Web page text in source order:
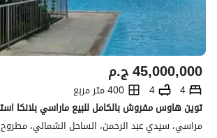
ج.م45,000,000
4
4
400 متر مربع
مراسي، سيدي عبد الرحمن، الساحل الشمالي، مطروح